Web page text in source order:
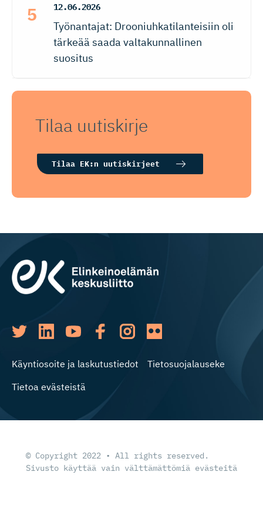
12.06.2026
Työnantajat: Drooniuhkatilanteisiin oli
tärkeää saada valtakunnallinen
suositus
Tilaa uutiskirje
Tilaa EK:n uutiskirjeet
Käyntiosoite ja laskutustiedot
Tietosuojalauseke
Tietoa evästeistä
© Copyright 2022 • All rights reserved.
Sivusto käyttää vain välttämättömiä evästeitä